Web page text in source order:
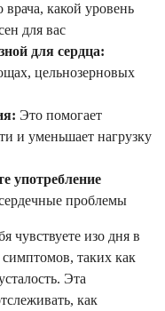
врача, какой уровень
для вас
для сердца:
цельнозерновых
Это помогает
и уменьшает нагрузку
употребление
проблемы
чувствуете изо дня в
таких как
Эта
как